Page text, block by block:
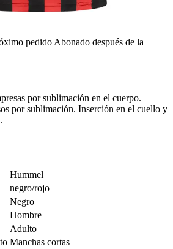
pedido Abonado después de la
por sublimación en el cuerpo.
por sublimación. Inserción en el cuello y
Hummel
negro/rojo
Negro
Hombre
Adulto
Manchas cortas